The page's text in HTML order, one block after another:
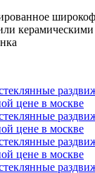
керамическими